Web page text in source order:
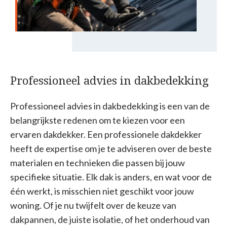
Professioneel advies in dakbedekking
Professioneel advies in dakbedekking is een van de
belangrijkste redenen om te kiezen voor een
ervaren dakdekker. Een professionele dakdekker
heeft de expertise om je te adviseren over de beste
materialen en technieken die passen bij jouw
specifieke situatie. Elk dak is anders, en wat voor de
één werkt, is misschien niet geschikt voor jouw
woning. Of je nu twijfelt over de keuze van
dakpannen, de juiste isolatie, of het onderhoud van